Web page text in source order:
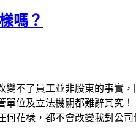
嗎？
變不了員工並非股東的事實
位及立法機關都難辭其究！
何花樣，都不會改變我對公